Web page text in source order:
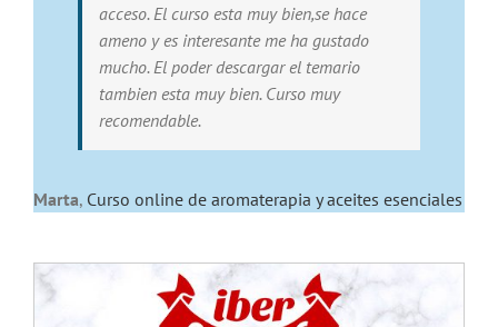
acceso. El curso esta muy bien,se hace
ameno y es interesante me ha gustado
mucho. El poder descargar el temario
tambien esta muy bien. Curso muy
recomendable.
Marta, Curso online de aromaterapia y aceites esenciales